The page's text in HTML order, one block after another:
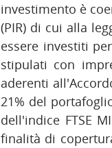
investimento è
(PIR) di cui alla
essere investiti
stipulati con
aderenti
21% del
dell'indice FTSE
finalità di